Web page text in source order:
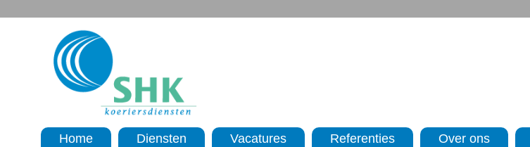
Home Diensten Vacatures Referenties Over ons